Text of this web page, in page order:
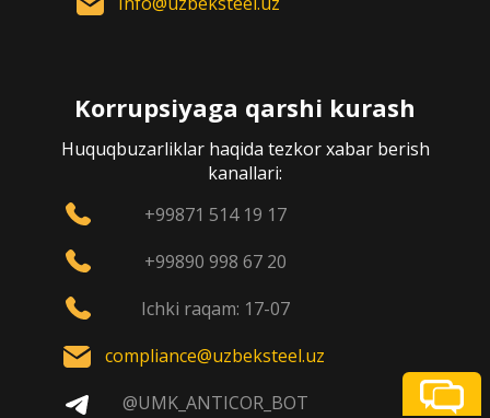
Korrupsiyaga qarshi kurash
Huquqbuzarliklar haqida tezkor xabar berish
kanallari:
+99871 514 19 17
+99890 998 67 20
Ichki raqam: 17-07
compliance@uzbeksteel.uz
@UMK_ANTICOR_BOT